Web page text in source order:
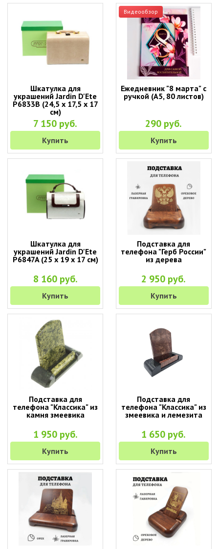
Шкатулка для
украшений Jardin D'Ete
P6833B (24,5 х 17,5 х 17
см)
7 150 руб.
Купить
Видеообзор
Ежедневник "8 марта" с
ручкой (A5, 80 листов)
290 руб.
Купить
Шкатулка для
украшений Jardin D'Ete
P6847A (25 х 19 х 17 см)
8 160 руб.
Купить
Подставка для
телефона "Герб России"
из дерева
2 950 руб.
Купить
Подставка для
телефона "Классика" из
камня змеевика
1 950 руб.
Купить
Подставка для
телефона "Классика" из
змеевика и лемезита
1 650 руб.
Купить